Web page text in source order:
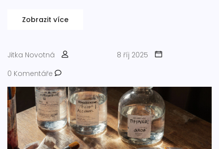
Zobrazit více
Jitka Novotná
8 říj 2025
0 Komentáře